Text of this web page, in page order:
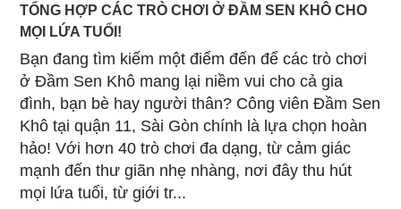
TỔNG HỢP CÁC TRÒ CHƠI Ở ĐẦM SEN KHÔ CHO
MỌI LỨA TUỔI!
Bạn đang tìm kiếm một điểm đến để các trò chơi
ở Đầm Sen Khô mang lại niềm vui cho cả gia
đình, bạn bè hay người thân? Công viên Đầm Sen
Khô tại quận 11, Sài Gòn chính là lựa chọn hoàn
hảo! Với hơn 40 trò chơi đa dạng, từ cảm giác
mạnh đến thư giãn nhẹ nhàng, nơi đây thu hút
mọi lứa tuổi, từ giới tr...